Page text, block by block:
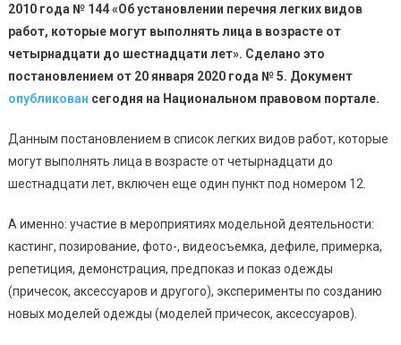
2010 года № 144 «Об установлении перечня легких видов
работ, которые могут выполнять лица в возрасте от
четырнадцати до шестнадцати лет». Сделано это
постановлением от 20 января 2020 года № 5. Документ
опубликован сегодня на Национальном правовом портале.
Данным постановлением в список легких видов работ, которые
могут выполнять лица в возрасте от четырнадцати до
шестнадцати лет, включен еще один пункт под номером 12.
А именно: участие в мероприятиях модельной деятельности:
кастинг, позирование, фото-, видеосъемка, дефиле, примерка,
репетиция, демонстрация, предпоказ и показ одежды
(причесок, аксессуаров и другого), эксперименты по созданию
новых моделей одежды (моделей причесок, аксессуаров).